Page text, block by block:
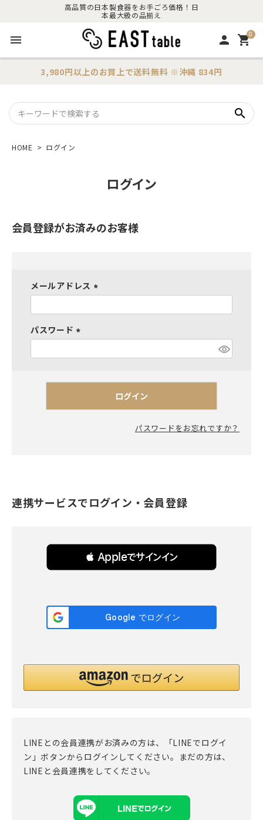
高品質の日本製食器をお手ごろ価格！日
本最大級の品揃え
menu person 0
shopping_cart
3,980円以上のお買上で送料無料 ※沖縄 834円
search
HOME ログイン
ログイン
会員登録がお済みのお客様
メールアドレス
必
)
パスワード
必
)
ログイン
パスワードをお忘れですか？
連携サービスでログイン・会員登録
 Appleでサインイン
LINEとの会員連携がお済みの方は、「LINEでログイ
ン」ボタンからログインしてください。まだの方は、
LINEと会員連携をしてください。